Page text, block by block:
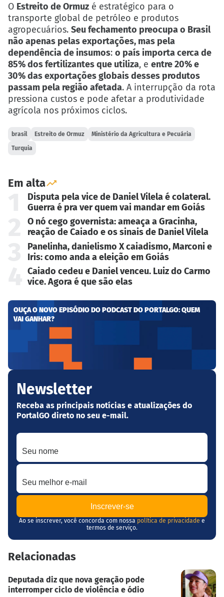
O Estreito de Ormuz é estratégico para o
transporte global de petróleo e produtos
agropecuários. Seu fechamento preocupa o Brasil
não apenas pelas exportações, mas pela
dependência de insumos: o país importa cerca de
85% dos fertilizantes que utiliza, e entre 20% e
30% das exportações globais desses produtos
passam pela região afetada. A interrupção da rota
pressiona custos e pode afetar a produtividade
agrícola nos próximos ciclos.
brasil Estreito de Ormuz Ministério da Agricultura e Pecuária
Turquia
Em alta
Disputa pela vice de Daniel Vilela é colateral.
Guerra é pra ver quem vai mandar em Goiás
O nó cego governista: ameaça a Gracinha,
reação de Caiado e os sinais de Daniel Vilela
Panelinha, danielismo X caiadismo, Marconi e
Iris: como anda a eleição em Goiás
Caiado cedeu e Daniel venceu. Luiz do Carmo
vice. Agora é que são elas
OUÇA O NOVO EPISÓDIO DO PODCAST DO PORTALGO: QUEM
VAI GANHAR?
Newsletter
Receba as principais notícias e atualizações do
PortalGO direto no seu e-mail.
Seu nome
Seu melhor e-mail
Ao se inscrever, você concorda com nossa política de privacidade e
termos de serviço.
Relacionadas
Deputada diz que nova geração pode
interromper ciclo de violência e ódio